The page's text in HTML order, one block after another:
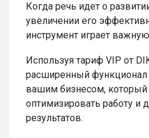
Когда речь идет о
увеличении его
инструмент играет
Используя тариф VIP от
расширенный функционал
вашим бизнесом,
оптимизировать работу и
результатов.